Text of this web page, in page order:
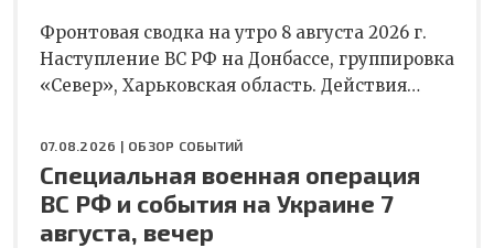
Фронтовая сводка на утро 8 августа 2026 г.
Наступление ВС РФ на Донбассе, группировка
«Север», Харьковская область. Действия…
07.08.2026 | ОБЗОР СОБЫТИЙ
Специальная военная операция
ВС РФ и события на Украине 7
августа, вечер